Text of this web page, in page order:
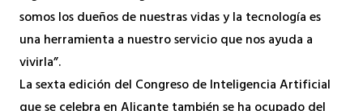
somos los dueños de nuestras vidas y la tecnología es
una herramienta a nuestro servicio que nos ayuda a
vivirla”.
La sexta edición del Congreso de Inteligencia Artificial